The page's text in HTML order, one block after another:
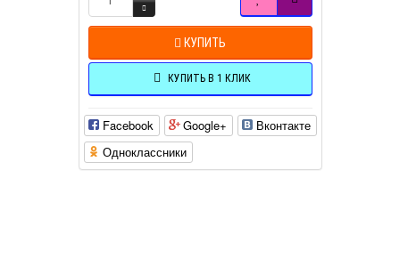
КУПИТЬ
КУПИТЬ В 1 КЛИК
Facebook Google+
Вконтакте
Одноклассники